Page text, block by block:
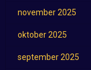
november 2025
oktober 2025
september 2025